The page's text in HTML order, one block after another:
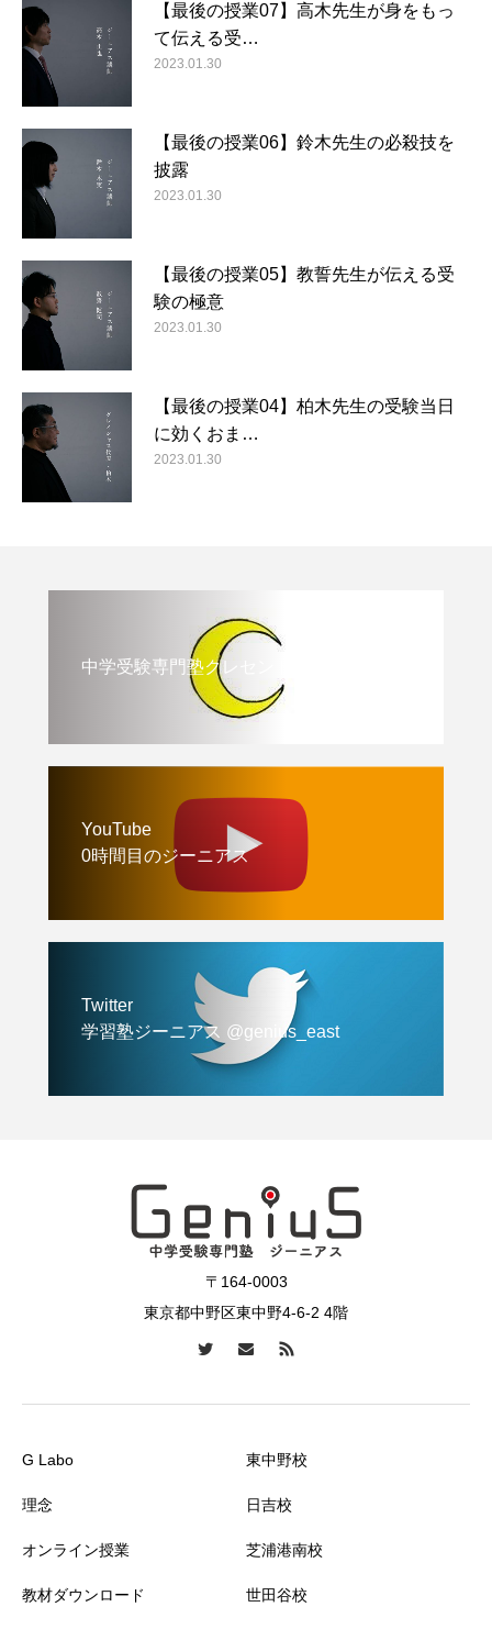
【最後の授業07】高木先生が身をもっ
て伝える受…
2023.01.30
【最後の授業06】鈴木先生の必殺技を
披露
2023.01.30
【最後の授業05】教誓先生が伝える受
験の極意
2023.01.30
【最後の授業04】柏木先生の受験当日
に効くおま…
2023.01.30
中学受験専門塾クレセント
YouTube
0時間目のジーニアス
Twitter
学習塾ジーニアス @genius_east
〒164-0003
東京都中野区東中野4-6-2 4階
G Labo
理念
オンライン授業
教材ダウンロード
東中野校
日吉校
芝浦港南校
世田谷校